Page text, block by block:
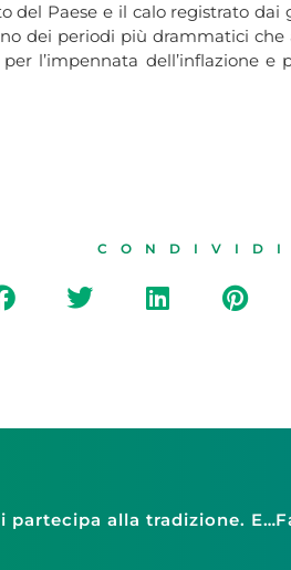
del Paese e il calo registrato
dei periodi più drammatici
l’impennata dell’inflazione
CONDIVIDI
Epifania: Confesercenti, il 65% degli italiani partecipa alla tradizione. E la calza della Befana torna a riempirsi: spesa media 58 euro